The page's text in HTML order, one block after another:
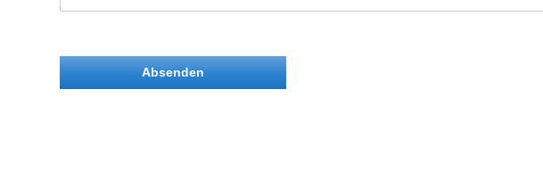
Absenden